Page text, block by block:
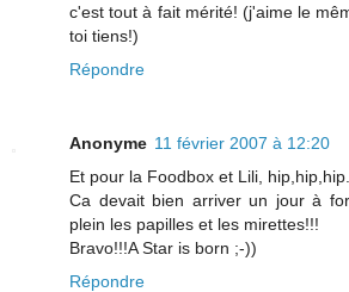
c'est tout à fait mérité! (j'aime le
toi tiens!)
Répondre
Anonyme 11 février 2007 à 12:20
Et pour la Foodbox et Lili, hip,hip,hip...
Ca devait bien arriver un jour à
plein les papilles et les mirettes!!!
Bravo!!!A Star is born ;-))
Répondre